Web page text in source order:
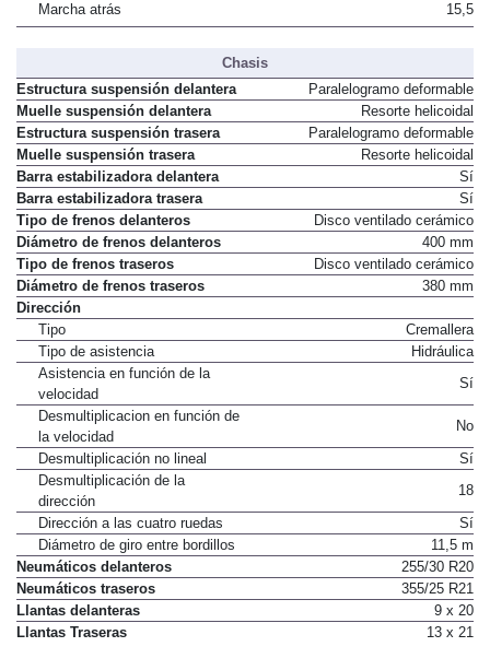
Marcha atrás
15,5
Chasis
Estructura suspensión delantera
Paralelogramo deformable
Muelle suspensión delantera
Resorte helicoidal
Estructura suspensión trasera
Paralelogramo deformable
Muelle suspensión trasera
Resorte helicoidal
Barra estabilizadora delantera
Sí
Barra estabilizadora trasera
Sí
Tipo de frenos delanteros
Disco ventilado cerámico
Diámetro de frenos delanteros
400 mm
Tipo de frenos traseros
Disco ventilado cerámico
Diámetro de frenos traseros
380 mm
Dirección
Tipo
Cremallera
Tipo de asistencia
Hidráulica
Asistencia en función de la
velocidad
Sí
Desmultiplicacion en función de
la velocidad
No
Desmultiplicación no lineal
Sí
Desmultiplicación de la
dirección
18
Dirección a las cuatro ruedas
Sí
Diámetro de giro entre bordillos
11,5 m
Neumáticos delanteros
255/30 R20
Neumáticos traseros
355/25 R21
Llantas delanteras
9 x 20
Llantas Traseras
13 x 21